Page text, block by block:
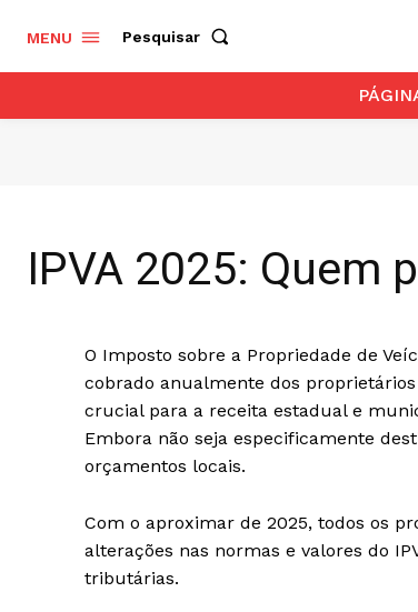
MENU Pesquisar
IPVA 2025: Quem
O Imposto sobre a Propriedade de
cobrado anualmente dos
crucial para a receita estadual e
Embora não seja especificamente
orçamentos locais.
Com o aproximar de 2025, todos os
alterações nas normas e valores do
tributárias.